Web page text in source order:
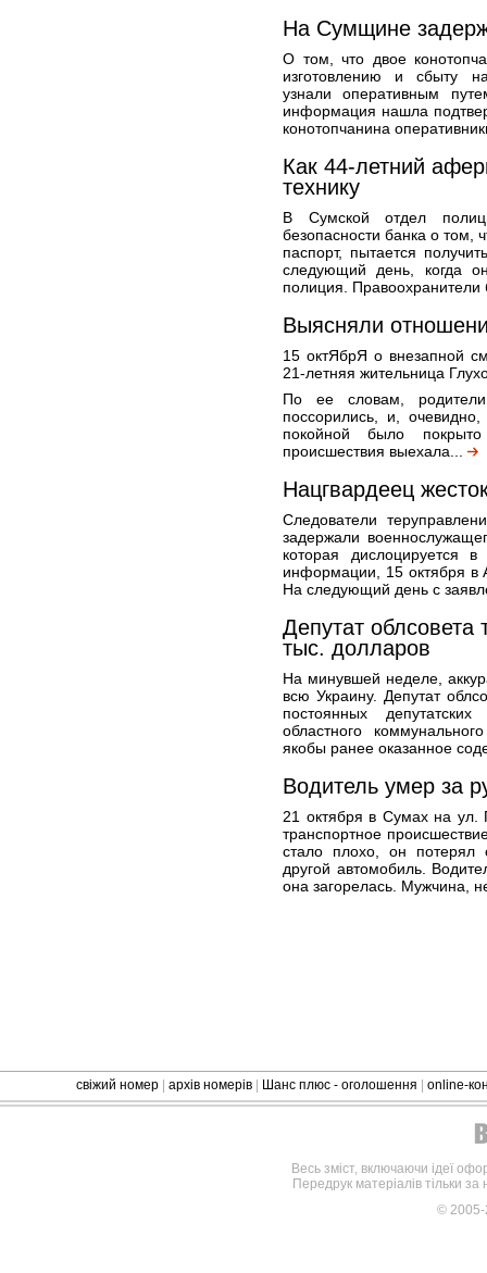
На Сумщине
О том, что двое
изготовлению и сбыту
узнали оперативным
информация нашла
конотопчанина
Как 44-летний
технику
В Сумской отдел
безопасности банка о том,
паспорт, пытается
следующий день, когда
полиция.
Выясняли
15 октЯбрЯ о внезапной
21-летняя жительница
По ее словам,
поссорились, и,
покойной было
происшествия выехала...
Нацгвардеец
Следователи
задержали
которая дислоцируется
информации, 15 октября в
На следующий день с
Депутат облсовета
тыс. долларов
На минувшей неделе,
всю Украину. Депутат
постоянных
областного
якобы ранее оказанное
Водитель умер за
21 октября в Сумах на ул.
транспортное
стало плохо, он потерял
другой автомобиль.
она загорелась. Мужчина,
свіжий номер архів номерів Шанс плюс - оголошення online-
Весь зміст, включаючи ідеї
Передрук матеріалів тільки
©